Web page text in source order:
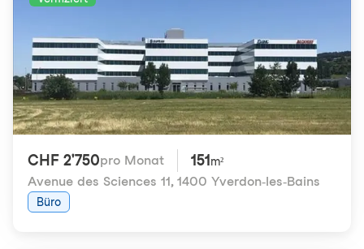
CHF 2'750pro Monat 151 m²
Avenue des Sciences 11, 1400 Yverdon-les-Bains
Büro